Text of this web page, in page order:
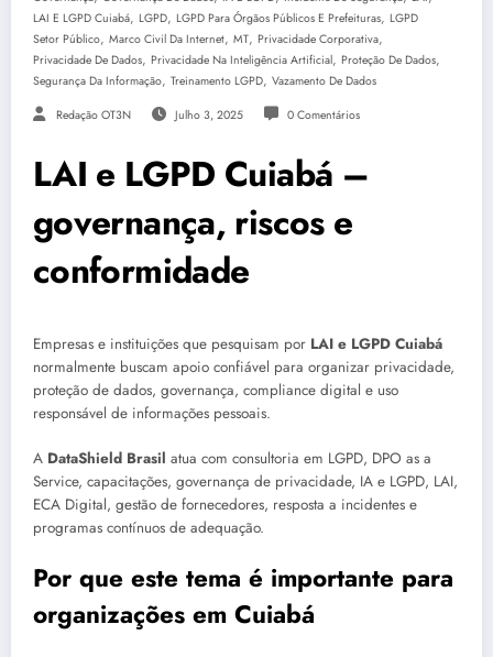
LAI E LGPD Cuiabá, LGPD, LGPD Para Órgãos Públicos E Prefeituras, LGPD
Setor Público, Marco Civil Da Internet, MT, Privacidade Corporativa,
Privacidade De Dados, Privacidade Na Inteligência Artificial, Proteção De Dados,
Segurança Da Informação, Treinamento LGPD, Vazamento De Dados
Redação OT3N Julho 3, 2025 0 Comentários
LAI e LGPD Cuiabá –
governança, riscos e
conformidade
Empresas e instituições que pesquisam por LAI e LGPD Cuiabá
normalmente buscam apoio confiável para organizar privacidade,
proteção de dados, governança, compliance digital e uso
responsável de informações pessoais.
A DataShield Brasil atua com consultoria em LGPD, DPO as a
Service, capacitações, governança de privacidade, IA e LGPD, LAI,
ECA Digital, gestão de fornecedores, resposta a incidentes e
programas contínuos de adequação.
Por que este tema é importante para
organizações em Cuiabá